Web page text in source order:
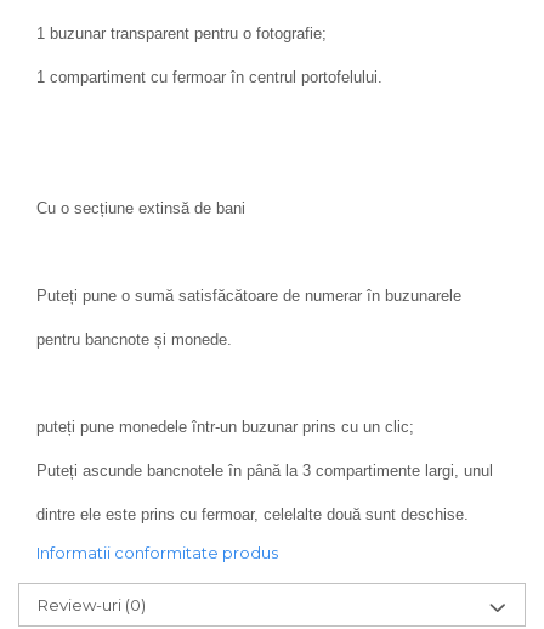
1 buzunar transparent pentru o fotografie;
1 compartiment cu fermoar în centrul portofelului.
Cu o secțiune extinsă de bani
Puteți pune o sumă satisfăcătoare de numerar în buzunarele
pentru bancnote și monede.
puteți pune monedele într-un buzunar prins cu un clic;
Puteți ascunde bancnotele în până la 3 compartimente largi, unul
dintre ele este prins cu fermoar, celelalte două sunt deschise.
Informatii conformitate produs
Review-uri (0)